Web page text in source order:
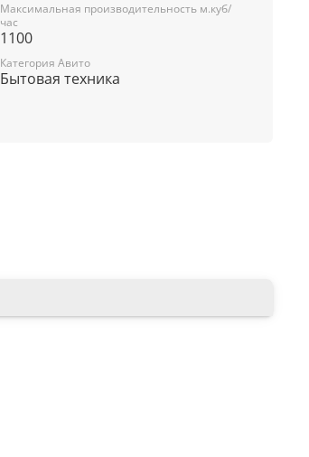
Максимальная производительность м.куб/
час
1100
Категория Авито
Бытовая техника